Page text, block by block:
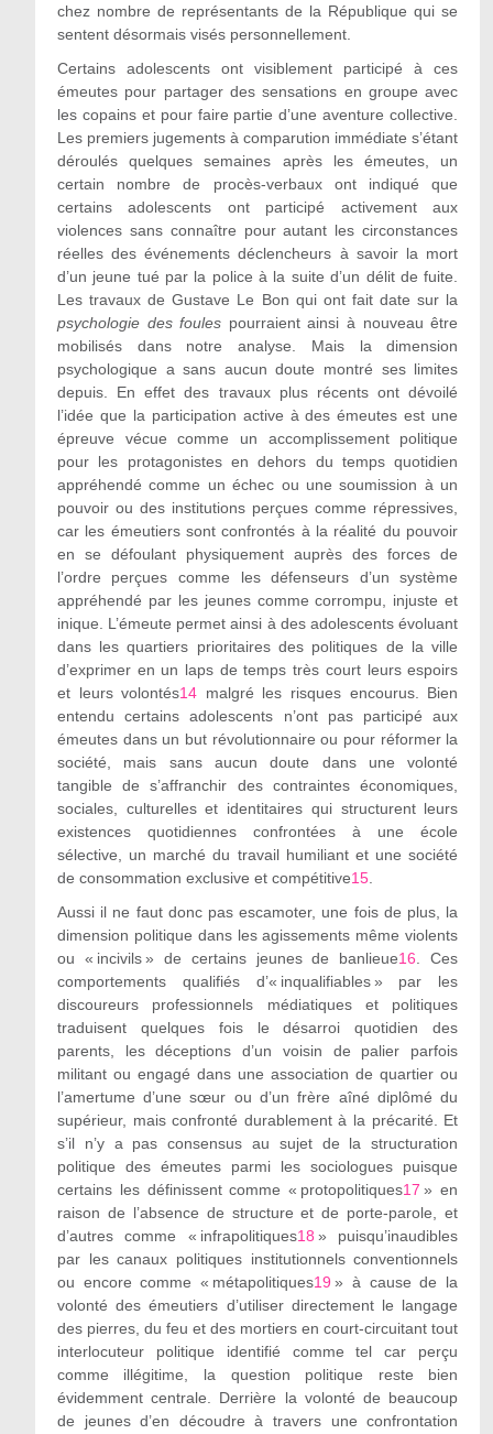
chez nombre de représentants de la République qui se
sentent désormais visés personnellement.
Certains adolescents ont visiblement participé à ces
émeutes pour partager des sensations en groupe avec
les copains et pour faire partie d’une aventure collective.
Les premiers jugements à comparution immédiate s’étant
déroulés quelques semaines après les émeutes, un
certain nombre de procès-verbaux ont indiqué que
certains adolescents ont participé activement aux
violences sans connaître pour autant les circonstances
réelles des événements déclencheurs à savoir la mort
d’un jeune tué par la police à la suite d’un délit de fuite.
Les travaux de Gustave Le Bon qui ont fait date sur la
psychologie des foules pourraient ainsi à nouveau être
mobilisés dans notre analyse. Mais la dimension
psychologique a sans aucun doute montré ses limites
depuis. En effet des travaux plus récents ont dévoilé
l’idée que la participation active à des émeutes est une
épreuve vécue comme un accomplissement politique
pour les protagonistes en dehors du temps quotidien
appréhendé comme un échec ou une soumission à un
pouvoir ou des institutions perçues comme répressives,
car les émeutiers sont confrontés à la réalité du pouvoir
en se défoulant physiquement auprès des forces de
l’ordre perçues comme les défenseurs d’un système
appréhendé par les jeunes comme corrompu, injuste et
inique. L’émeute permet ainsi à des adolescents évoluant
dans les quartiers prioritaires des politiques de la ville
d’exprimer en un laps de temps très court leurs espoirs
et leurs volontés14 malgré les risques encourus. Bien
entendu certains adolescents n’ont pas participé aux
émeutes dans un but révolutionnaire ou pour réformer la
société, mais sans aucun doute dans une volonté
tangible de s’affranchir des contraintes économiques,
sociales, culturelles et identitaires qui structurent leurs
existences quotidiennes confrontées à une école
sélective, un marché du travail humiliant et une société
de consommation exclusive et compétitive15.
Aussi il ne faut donc pas escamoter, une fois de plus, la
dimension politique dans les agissements même violents
ou « incivils » de certains jeunes de banlieue16. Ces
comportements qualifiés d’« inqualifiables » par les
discoureurs professionnels médiatiques et politiques
traduisent quelques fois le désarroi quotidien des
parents, les déceptions d’un voisin de palier parfois
militant ou engagé dans une association de quartier ou
l’amertume d’une sœur ou d’un frère aîné diplômé du
supérieur, mais confronté durablement à la précarité. Et
s’il n’y a pas consensus au sujet de la structuration
politique des émeutes parmi les sociologues puisque
certains les définissent comme « protopolitiques17 » en
raison de l’absence de structure et de porte-parole, et
d’autres comme « infrapolitiques18 » puisqu’inaudibles
par les canaux politiques institutionnels conventionnels
ou encore comme « métapolitiques19 » à cause de la
volonté des émeutiers d’utiliser directement le langage
des pierres, du feu et des mortiers en court-circuitant tout
interlocuteur politique identifié comme tel car perçu
comme illégitime, la question politique reste bien
évidemment centrale. Derrière la volonté de beaucoup
de jeunes d’en découdre à travers une confrontation